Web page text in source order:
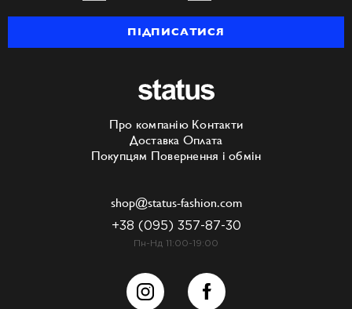
ПІДПИСАТИСЯ
Про компанію Контакти
Доставка Оплата
Покупцям Повернення і обмін
shop@status-fashion.com
+38 (095) 357-87-30
Пн-Нд 11:00-19:00